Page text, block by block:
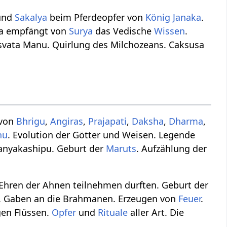
Sakalya beim Pferdeopfer von König Janaka.
empfängt von Surya das VedischeWissen.
Manu. Quirlung des Milchozeans. Caksusa
Bhrigu,Angiras, Prajapati, Daksha, Dharma,
. Evolution der Götter und Weisen. Legende
Geburt der Maruts. Aufzählung der
der Ahnen teilnehmen durften. Geburt der
an die Brahmanen. Erzeugen von Feuer.
Flüssen. Opfer und Rituale aller Art. Die